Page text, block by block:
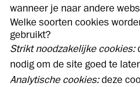
wanneer je naar andere
Welke soorten cookies
gebruikt?
Strikt noodzakelijke cookies:
nodig om de site goed te
Analytische cookies:deze